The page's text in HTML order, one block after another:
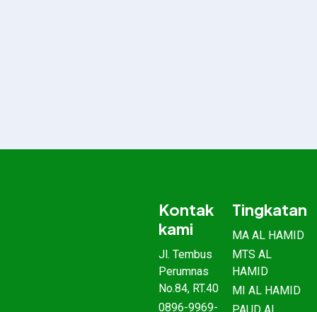
Kontak
kami
Jl. Tembus
Perumnas
No.84, RT.40
0896-9969-
Tingkatan
MA AL HAMID
MTS AL
HAMID
MI AL HAMID